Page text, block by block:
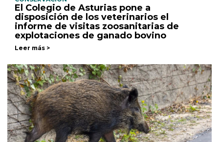
El Colegio de Asturias pone a
disposición de los veterinarios el
informe de visitas zoosanitarias de
explotaciones de ganado bovino
Leer más >